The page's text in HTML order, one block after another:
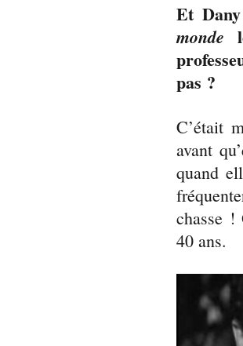
Et
monde
pas ?
C’était
avant
quand
chasse !
40 ans.